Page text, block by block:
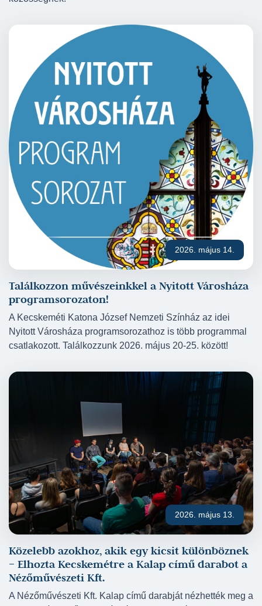
2026. május 14.
Találkozzon művészeinkkel a Nyitott Városháza
programsorozaton!
A Kecskeméti Katona József Nemzeti Színház az idei
Nyitott Városháza programsorozathoz is több programmal
csatlakozott. Találkozzunk 2026. május 20-25. között!
2026. május 13.
Közelebb azokhoz, akik egy kicsit különböznek
– Elhozta Kecskemétre a Kalap című darabot a
Nézőművészeti Kft.
A Nézőművészeti Kft. Kalap című darabját nézhették meg a